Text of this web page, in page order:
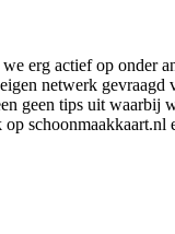
erg actief op onder
netwerk gevraagd
geen tips uit waarbij
op schoonmaakkaart.nl